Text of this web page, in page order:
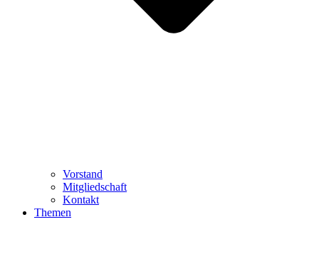
Vorstand
Mitgliedschaft
Kontakt
Themen